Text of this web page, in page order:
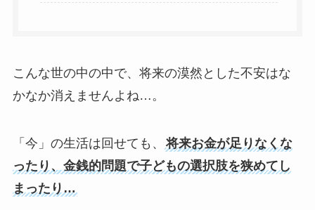
こんな世の中の中で、将来の漠然とした不安はな
かなか消えませんよね…。
「今」の生活は回せても、
将来お金が足りなくな
ったり、金銭的問題で子どもの選択肢を狭めてし
まったり…